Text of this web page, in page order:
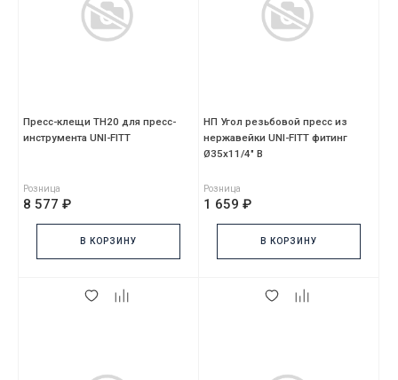
Пресс-клещи TH20 для пресс-
инструмента UNI-FITT
Розница
8 577 ₽
В КОРЗИНУ
НП Угол резьбовой пресс из
нержавейки UNI-FITT фитинг
Ø35x11/4" В
Розница
1 659 ₽
В КОРЗИНУ